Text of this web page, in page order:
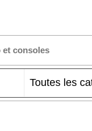
et consoles